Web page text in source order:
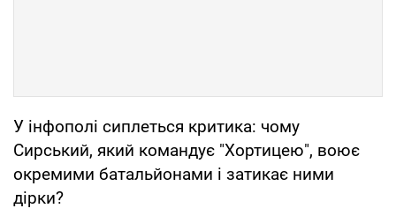
У інфополі сиплеться критика: чому
Сирський, який командує "Хортицею", воює
окремими батальйонами і затикає ними
дірки?